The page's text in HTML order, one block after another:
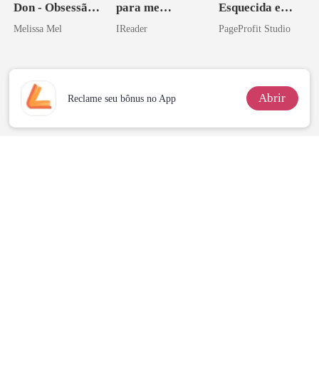
Don - Obsessão,
Paixão e Sangue
Melissa Mel
para me
reconquistar!
IReader
Esquecida e
Seus
PageProfit Studio
Reclame seu bônus no App Abrir